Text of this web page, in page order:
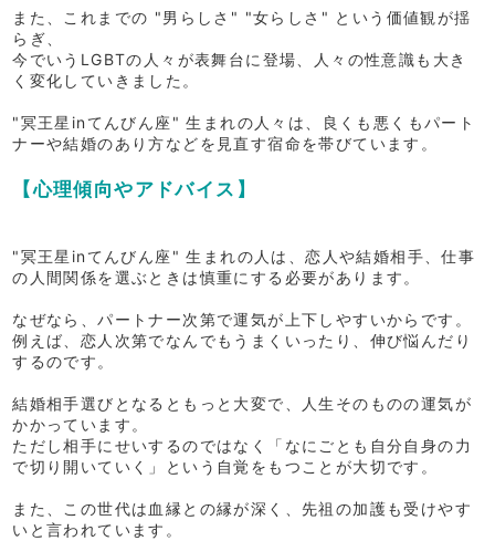
また、これまでの "男らしさ" "女らしさ" という価値観が揺
らぎ、
今でいうLGBTの人々が表舞台に登場、人々の性意識も大き
く変化していきました。
"冥王星inてんびん座" 生まれの人々は、良くも悪くもパート
ナーや結婚のあり方などを見直す宿命を帯びています。
【心理傾向やアドバイス】
"冥王星inてんびん座" 生まれの人は、恋人や結婚相手、仕事
の人間関係を選ぶときは慎重にする必要があります。
なぜなら、パートナー次第で運気が上下しやすいからです。
例えば、恋人次第でなんでもうまくいったり、伸び悩んだり
するのです。
結婚相手選びとなるともっと大変で、人生そのものの運気が
かかっています。
ただし相手にせいするのではなく「なにごとも自分自身の力
で切り開いていく」という自覚をもつことが大切です。
また、この世代は血縁との縁が深く、先祖の加護も受けやす
いと言われています。